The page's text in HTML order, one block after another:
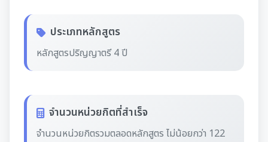
ประเภทหลักสูตร
หลักสูตรปริญญาตรี 4 ปี
จำนวนหน่วยกิตที่สำเร็จ
จํานวนหน่วยกิตรวมตลอดหลักสูตร ไม่น้อยกว่า 122